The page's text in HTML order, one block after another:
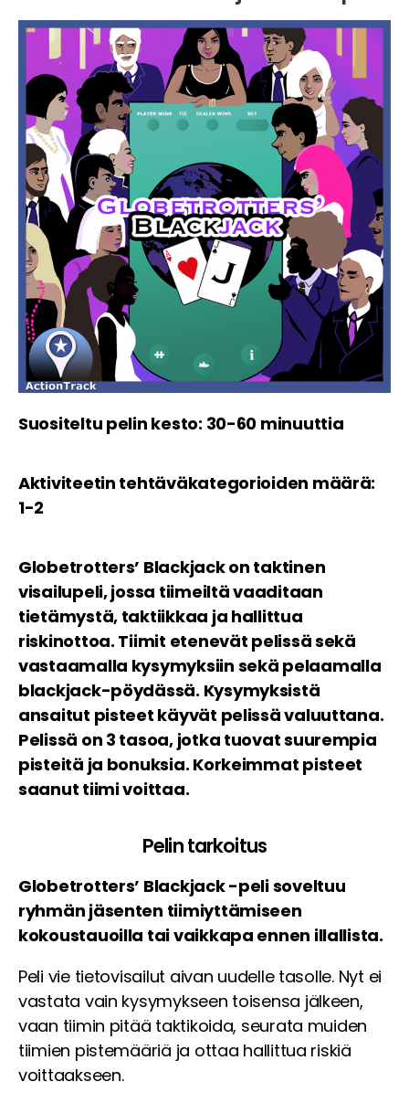
Suositeltu pelin kesto: 30-60 minuuttia
Aktiviteetin tehtäväkategorioiden määrä:
1-2
Globetrotters’ Blackjack on taktinen
visailupeli, jossa tiimeiltä vaaditaan
tietämystä, taktiikkaa ja hallittua
riskinottoa. Tiimit etenevät pelissä sekä
vastaamalla kysymyksiin sekä pelaamalla
blackjack-pöydässä. Kysymyksistä
ansaitut pisteet käyvät pelissä valuuttana.
Pelissä on 3 tasoa, jotka tuovat suurempia
pisteitä ja bonuksia. Korkeimmat pisteet
saanut tiimi voittaa.
Pelin tarkoitus
Globetrotters’ Blackjack -peli soveltuu
ryhmän jäsenten tiimiyttämiseen
kokoustauoilla tai vaikkapa ennen illallista.
Peli vie tietovisailut aivan uudelle tasolle. Nyt ei
vastata vain kysymykseen toisensa jälkeen,
vaan tiimin pitää taktikoida, seurata muiden
tiimien pistemääriä ja ottaa hallittua riskiä
voittaakseen.